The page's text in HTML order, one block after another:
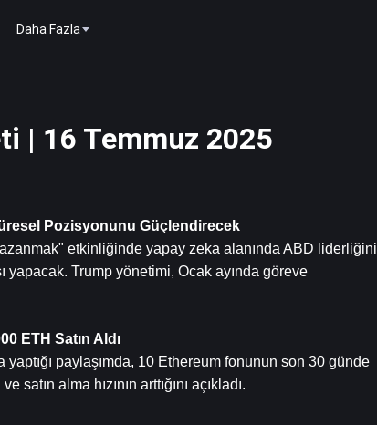
Daha Fazla
| 16 Temmuz 2025
Pozisyonunu Güçlendirecek
etkinliğinde yapay zeka alanında ABD liderliğini
Trump yönetimi, Ocak ayında göreve
ETH Satın Aldı
paylaşımda, 10 Ethereum fonunun son 30 günde
alma hızının arttığını açıkladı.